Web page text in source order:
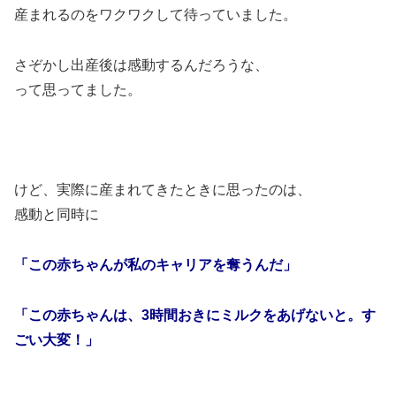
産まれるのをワクワクして待っていました。
さぞかし出産後は感動するんだろうな、
って思ってました。
けど、実際に産まれてきたときに思ったのは、
感動と同時に
「この赤ちゃんが私のキャリアを奪うんだ」
「この赤ちゃんは、3時間おきにミルクをあげないと。す
ごい大変！」